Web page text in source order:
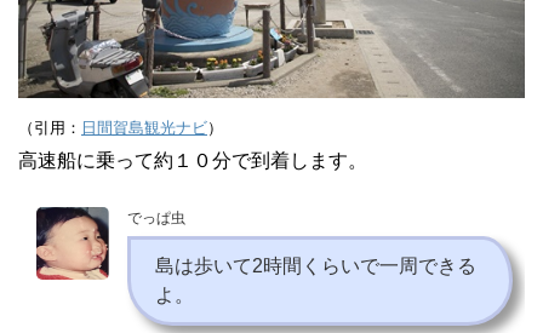
（引用： 日間賀島観光ナビ）
高速船に乗って約１０分で到着します。
でっぱ虫
島は歩いて2時間くらいで一周できる
よ。